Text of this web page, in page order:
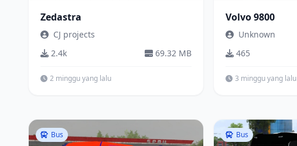
Zedastra
CJ projects
2.4k
69.32 MB
2 minggu yang lalu
Volvo 9800
Unknown
465
3 minggu yang lalu
Bus Bus